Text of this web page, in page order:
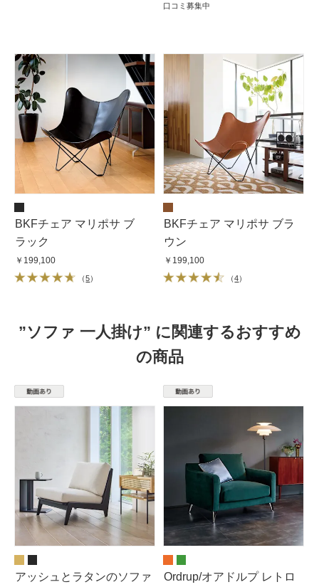
口コミ募集中
BKFチェア マリポサ ブ
ラック
￥199,100
（5）
BKFチェア マリポサ ブラ
ウン
￥199,100
（4）
”ソファ 一人掛け” に関連するおすすめ
の商品
アッシュとラタンのソファ
Ordrup/オアドルプ レトロ